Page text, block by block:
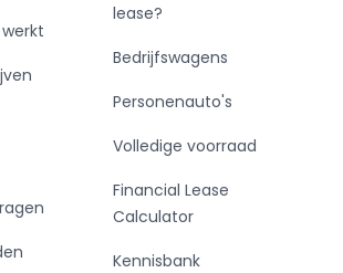
lease?
Bedrijfswagens
Personenauto's
Volledige voorraad
Financial Lease
Calculator
Kennisbank